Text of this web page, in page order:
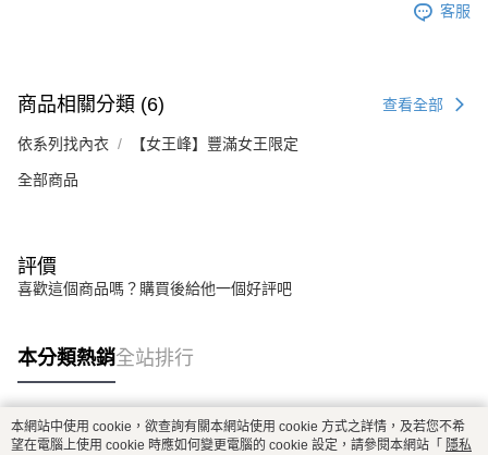
客服
商品相關分類 (6) 查看全部
依系列找內衣 【女王峰】豐滿女王限定
全部商品
評價
喜歡這個商品嗎？購買後給他一個好評吧
本分類熱銷全站排行
熱門標籤
本網站中使用 cookie，欲查詢有關本網站使用 cookie 方式之詳情，及若您不希
望在電腦上使用 cookie 時應如何變更電腦的 cookie 設定，請參閱本網站「 隱私